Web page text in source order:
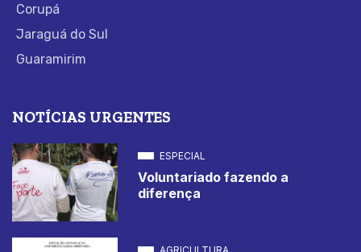
Corupá
Jaraguá do Sul
Guaramirim
NOTÍCIAS URGENTES
ESPECIAL
Voluntariado fazendo a
diferença